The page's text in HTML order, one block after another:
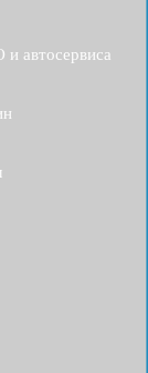
автосервиса